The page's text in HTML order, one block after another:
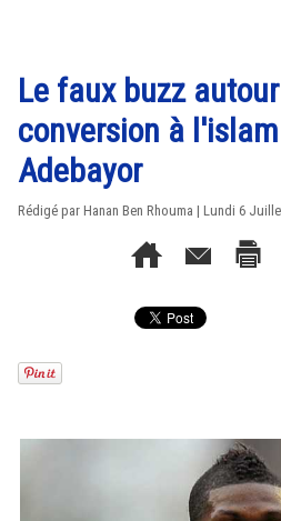
Le faux buzz
conversion à
Adebayor
Rédigé par Hanan Ben Rhouma | Lundi 6